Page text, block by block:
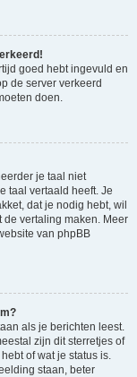
goed hebt ingevuld en
de server verkeerd
doen.
je taal niet
taal vertaald heeft. Je
dat je nodig hebt, wil
de vertaling maken. Meer
van phpBB
als je berichten leest.
zijn dit sterretjes of
of wat je status is.
staan, beter